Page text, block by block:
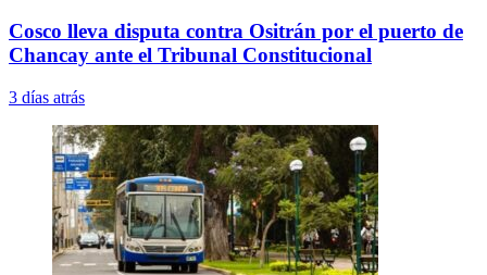
Cosco lleva disputa contra Ositrán por el puerto de
Chancay ante el Tribunal Constitucional
3 días atrás